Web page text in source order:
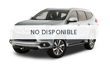
NO DISPONIBLE